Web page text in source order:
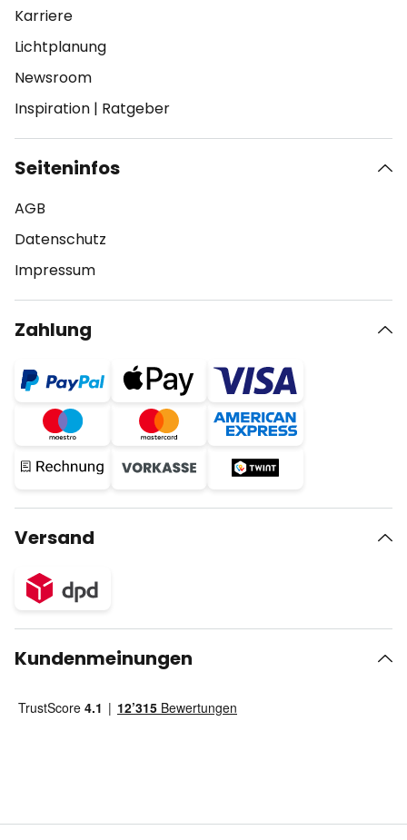
Karriere
Lichtplanung
Newsroom
Inspiration | Ratgeber
Seiteninfos
AGB
Datenschutz
Impressum
Zahlung
Versand
Kundenmeinungen